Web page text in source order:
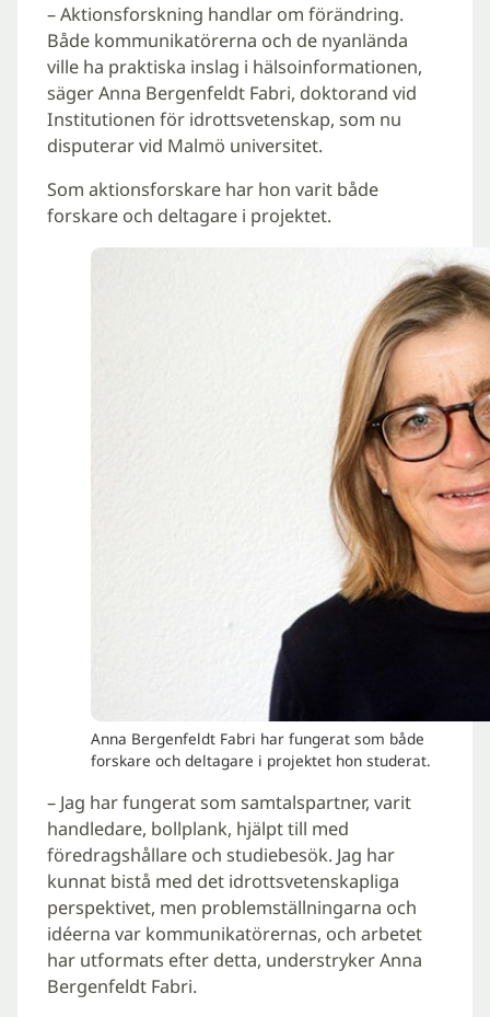
– Aktionsforskning handlar om förändring.
Både kommunikatörerna och de nyanlända
ville ha praktiska inslag i hälsoinformationen,
säger Anna Bergenfeldt Fabri, doktorand vid
Institutionen för idrottsvetenskap, som nu
disputerar vid Malmö universitet.
Som aktionsforskare har hon varit både
forskare och deltagare i projektet.
Anna Bergenfeldt Fabri har fungerat som både
forskare och deltagare i projektet hon studerat.
– Jag har fungerat som samtalspartner, varit
handledare, bollplank, hjälpt till med
föredragshållare och studiebesök. Jag har
kunnat bistå med det idrottsvetenskapliga
perspektivet, men problemställningarna och
idéerna var kommunikatörernas, och arbetet
har utformats efter detta, understryker Anna
Bergenfeldt Fabri.